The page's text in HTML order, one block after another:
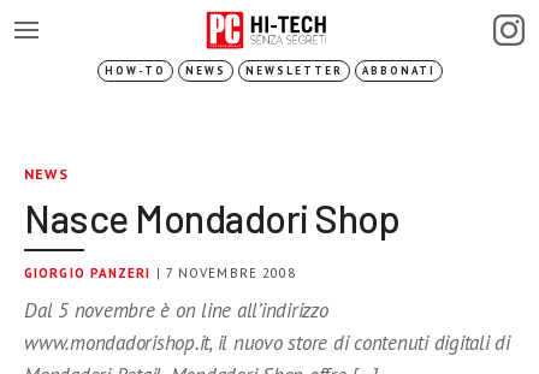
HOW-TO NEWS NEWSLETTER ABBONATI
NEWS
Nasce Mondadori Shop
GIORGIO PANZERI | 7 NOVEMBRE 2008
Dal 5 novembre è on line all’indirizzo
www.mondadorishop.it, il nuovo store di contenuti digitali di